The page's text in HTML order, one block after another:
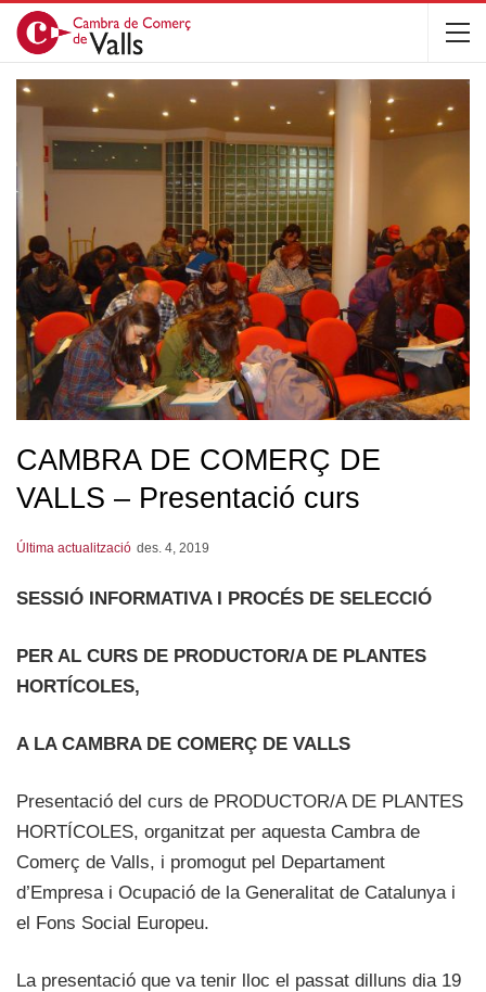
CAMBRA DE COMERÇ DE
VALLS – Presentació curs
Última actualització des. 4, 2019
SESSIÓ INFORMATIVA I PROCÉS DE SELECCIÓ
PER AL CURS DE PRODUCTOR/A DE PLANTES
HORTÍCOLES,
A LA CAMBRA DE COMERÇ DE VALLS
Presentació del curs de PRODUCTOR/A DE PLANTES
HORTÍCOLES, organitzat per aquesta Cambra de
Comerç de Valls, i promogut pel Departament
d’Empresa i Ocupació de la Generalitat de Catalunya i
el Fons Social Europeu.
La presentació que va tenir lloc el passat dilluns dia 19